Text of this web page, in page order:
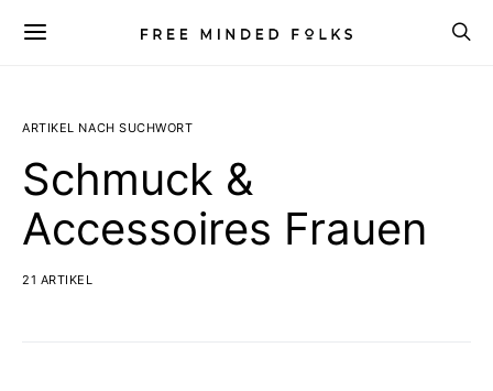
ARTIKEL NACH SUCHWORT
Schmuck &
Accessoires Frauen
21 ARTIKEL